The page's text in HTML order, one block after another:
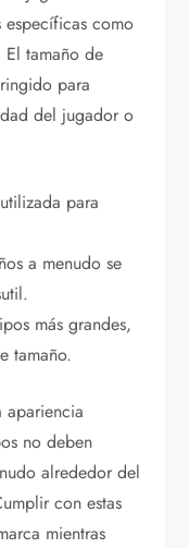
específicas como
tamaño de
para
del jugador o
para
a menudo se
más grandes,
tamaño.
apariencia
no deben
alrededor del
con estas
mientras